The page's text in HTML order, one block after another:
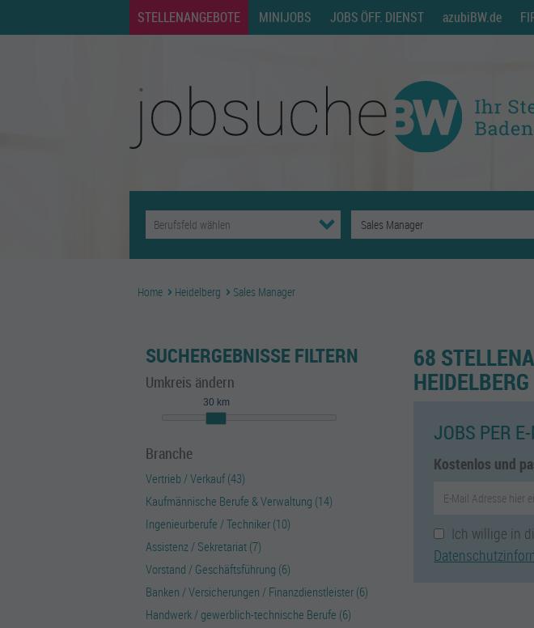
STELLENANGEBOTE MINIJOBS JOBS ÖFF. DIENST azubiBW.de
Home Heidelberg Sales Manager
SUCHERGEBNISSE FILTERN
Umkreis ändern
30 km
Branche
Vertrieb / Verkauf (43)
Kaufmännische Berufe & Verwaltung (14)
Ingenieurberufe / Techniker (10)
Assistenz / Sekretariat (7)
Vorstand / Geschäftsführung (6)
Banken / Versicherungen / Finanzdienstleister (6)
Handwerk / gewerblich-technische Berufe (6)
68
HEIDELBERG
JOBS PER
Kostenlos und
Ich willige in